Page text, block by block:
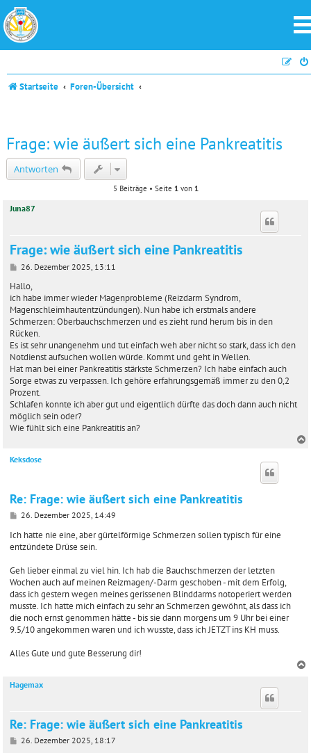
Startseite Foren-Übersicht
Frage: wie äußert sich eine Pankreatitis
Antworten
5 Beiträge • Seite 1 von 1
Juna87
Frage: wie äußert sich eine Pankreatitis
B
i
t
a
g
26. Dezember 2025, 13:11
Hallo,
ich habe immer wieder Magenprobleme (Reizdarm Syndrom,
Magenschleimhautentzündungen). Nun habe ich erstmals andere
Schmerzen: Oberbauchschmerzen und es zieht rund herum bis in den
Rücken.
Es ist sehr unangenehm und tut einfach weh aber nicht so stark, dass ich den
Notdienst aufsuchen wollen würde. Kommt und geht in Wellen.
Hat man bei einer Pankreatitis stärkste Schmerzen? Ich habe einfach auch
Sorge etwas zu verpassen. Ich gehöre erfahrungsgemäß immer zu den 0,2
Prozent.
Schlafen konnte ich aber gut und eigentlich dürfte das doch dann auch nicht
möglich sein oder?
Wie fühlt sich eine Pankreatitis an?
Keksdose
Re: Frage: wie äußert sich eine Pankreatitis
B
i
t
r
g
26. Dezember 2025, 14:49
Ich hatte nie eine, aber gürtelförmige Schmerzen sollen typisch für eine
entzündete Drüse sein.
Geh lieber einmal zu viel hin. Ich hab die Bauchschmerzen der letzten
Wochen auch auf meinen Reizmagen/-Darm geschoben - mit dem Erfolg,
dass ich gestern wegen meines gerissenen Blinddarms notoperiert werden
musste. Ich hatte mich einfach zu sehr an Schmerzen gewöhnt, als dass ich
die noch ernst genommen hätte - bis sie dann morgens um 9 Uhr bei einer
9.5/10 angekommen waren und ich wusste, dass ich JETZT ins KH muss.
Alles Gute und gute Besserung dir!
Hagemax
Re: Frage: wie äußert sich eine Pankreatitis
B26. Dezember 2025, 18:17